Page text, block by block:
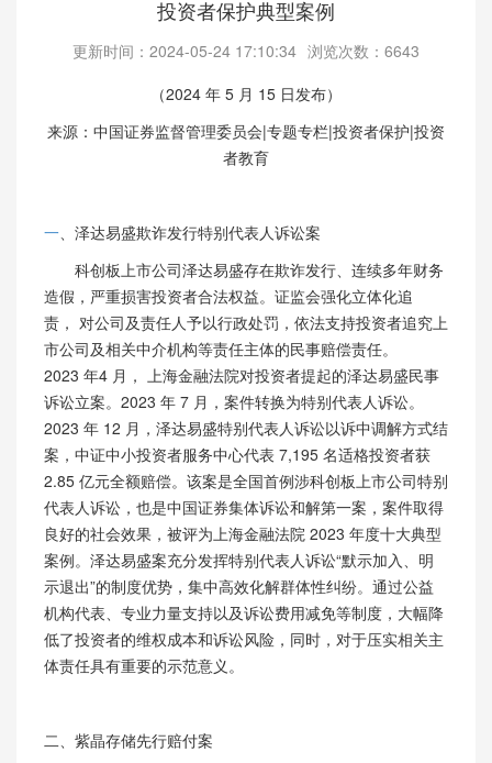
投资者保护典型案例
更新时间：2024-05-24 17:10:34 浏览次数：6643
（2024 年 5 月 15 日发布）
来源：中国证券监督管理委员会|专题专栏|投资者保护|投资
者教育
一 、泽达易盛欺诈发行特别代表人诉讼案
科创板上市公司泽达易盛存在欺诈发行、连续多年财务
造假，严重损害投资者合法权益。证监会强化立体化追
责， 对公司及责任人予以行政处罚，依法支持投资者追究上
市公司及相关中介机构等责任主体的民事赔偿责任。
2023 年4 月， 上海金融法院对投资者提起的泽达易盛民事
诉讼立案。2023 年 7 月，案件转换为特别代表人诉讼。
2023 年 12 月，泽达易盛特别代表人诉讼以诉中调解方式结
案，中证中小投资者服务中心代表 7,195 名适格投资者获
2.85 亿元全额赔偿。该案是全国首例涉科创板上市公司特别
代表人诉讼，也是中国证券集体诉讼和解第一案，案件取得
良好的社会效果，被评为上海金融法院 2023 年度十大典型
案例。泽达易盛案充分发挥特别代表人诉讼“默示加入、明
示退出”的制度优势，集中高效化解群体性纠纷。通过公益
机构代表、专业力量支持以及诉讼费用减免等制度，大幅降
低了投资者的维权成本和诉讼风险，同时，对于压实相关主
体责任具有重要的示范意义。
二、紫晶存储先行赔付案